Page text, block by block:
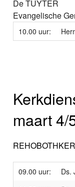
De TUYTER
Evangelische
10.00 uur:
maart 4/
09.00 uur:
Ds.